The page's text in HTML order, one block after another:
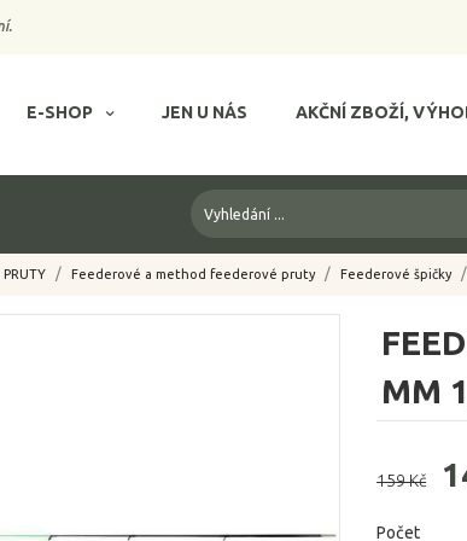
E-SHOP JEN U NÁS AKČNÍ ZBOŽÍ,
PRUTY Feederové a method feederové pruty Feederové špičky
MM
159 Kč
Počet